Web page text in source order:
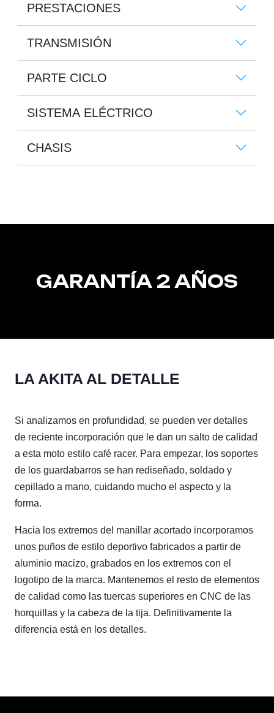
PRESTACIONES
TRANSMISIÓN
PARTE CICLO
SISTEMA ELÉCTRICO
CHASIS
GARANTÍA 2 AÑOS
LA AKITA AL DETALLE
Si analizamos en profundidad, se pueden ver detalles
de reciente incorporación que le dan un salto de calidad
a esta moto estilo café racer. Para empezar, los soportes
de los guardabarros se han rediseñado, soldado y
cepillado a mano, cuidando mucho el aspecto y la
forma.
Hacia los extremos del manillar acortado incorporamos
unos puños de estilo deportivo fabricados a partir de
aluminio macizo, grabados en los extremos con el
logotipo de la marca. Mantenemos el resto de elementos
de calidad como las tuercas superiores en CNC de las
horquillas y la cabeza de la tija. Definitivamente la
diferencia está en los detalles.